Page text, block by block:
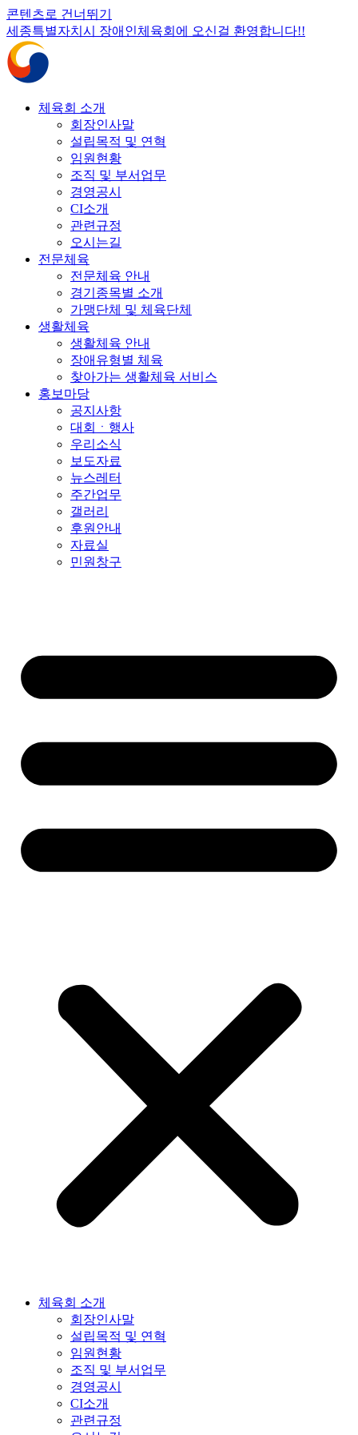
콘텐츠로 건너뛰기
세종특별자치시 장애인체육회에 오신걸 환영합니다!!
체육회 소개
회장인사말
설립목적 및 연혁
임원현황
조직 및 부서업무
경영공시
CI소개
관련규정
오시는길
전문체육
전문체육 안내
경기종목별 소개
가맹단체 및 체육단체
생활체육
생활체육 안내
장애유형별 체육
찾아가는 생활체육 서비스
홍보마당
공지사항
대회ㆍ행사
우리소식
보도자료
뉴스레터
주간업무
갤러리
후원안내
자료실
민원창구
체육회 소개
회장인사말
설립목적 및 연혁
임원현황
조직 및 부서업무
경영공시
CI소개
관련규정